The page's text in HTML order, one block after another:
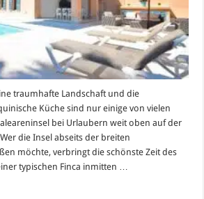
traumhafte Landschaft und die
Küche sind nur einige von vielen
bei Urlaubern weit oben auf der
die Insel abseits der breiten
möchte, verbringt die schönste Zeit des
typischen Finca inmitten …